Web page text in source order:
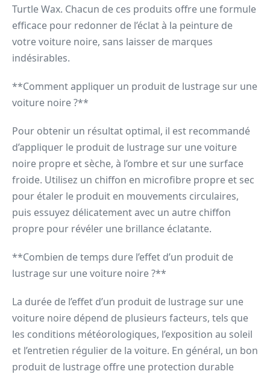
Turtle Wax. Chacun de ces produits offre une formule
efficace pour redonner de l’éclat à la peinture de
votre voiture noire, sans laisser de marques
indésirables.
**Comment appliquer un produit de lustrage sur une
voiture noire ?**
Pour obtenir un résultat optimal, il est recommandé
d’appliquer le produit de lustrage sur une voiture
noire propre et sèche, à l’ombre et sur une surface
froide. Utilisez un chiffon en microfibre propre et sec
pour étaler le produit en mouvements circulaires,
puis essuyez délicatement avec un autre chiffon
propre pour révéler une brillance éclatante.
**Combien de temps dure l’effet d’un produit de
lustrage sur une voiture noire ?**
La durée de l’effet d’un produit de lustrage sur une
voiture noire dépend de plusieurs facteurs, tels que
les conditions météorologiques, l’exposition au soleil
et l’entretien régulier de la voiture. En général, un bon
produit de lustrage offre une protection durable